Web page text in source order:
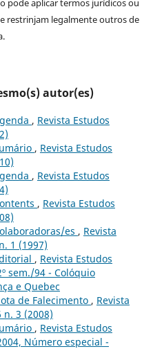
pode aplicar termos jurídicos ou
restrinjam legalmente outros de
autor(es)
, Revista Estudos
, Revista Estudos
, Revista Estudos
, Revista Estudos
es , Revista
1 (1997)
, Revista Estudos
sem./94 - Colóquio
e Quebec
de Falecimento , Revista
n. 3 (2008)
, Revista Estudos
Número especial -